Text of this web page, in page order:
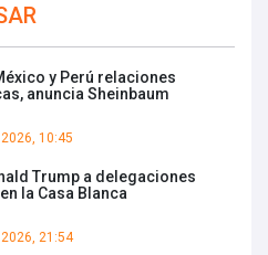
y Perú relaciones
anuncia Sheinbaum
10:45
Trump a delegaciones
la Casa Blanca
21:54